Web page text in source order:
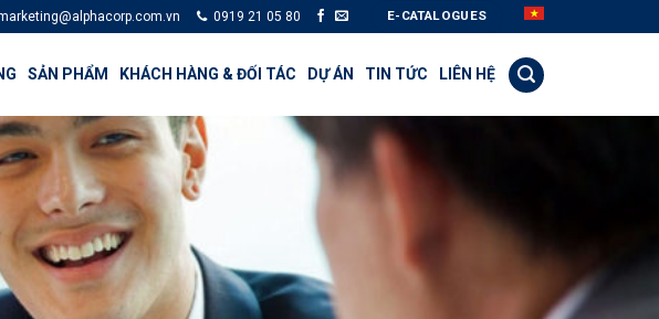
0919 21 05 80 E-CATALOGUES
SẢN PHẨM KHÁCH HÀNG & ĐỐI TÁC DỰ ÁN TIN TỨC LIÊN HỆ